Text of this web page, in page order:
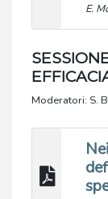
E.
Moderatori: S.